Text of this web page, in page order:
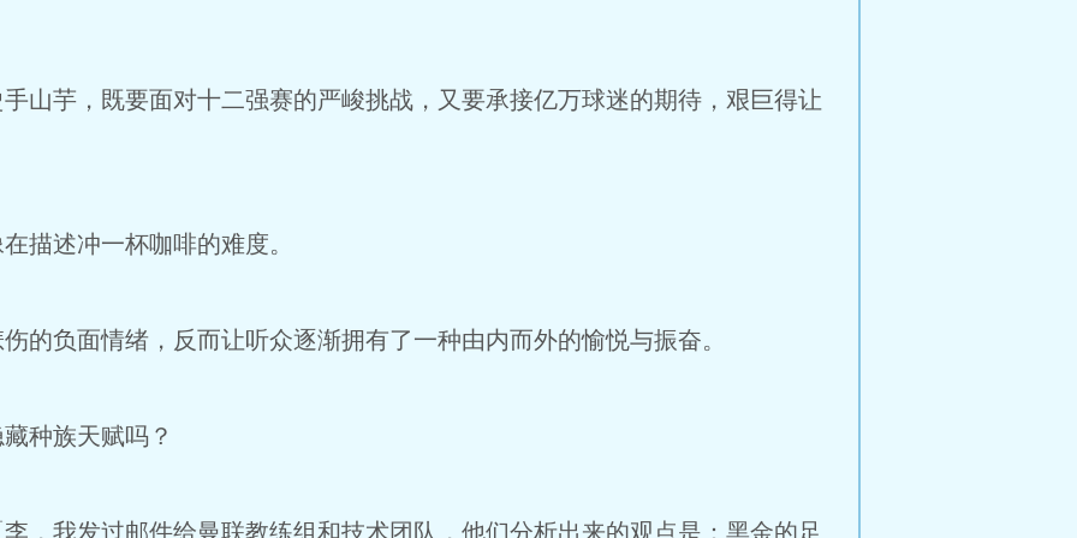
芋，既要面对十二强赛的严峻挑战，又要承接亿万球迷的期待，艰巨得让
述冲一杯咖啡的难度。
负面情绪，反而让听众逐渐拥有了一种由内而外的愉悦与振奋。
种族天赋吗？
我发过邮件给曼联教练组和技术团队，他们分析出来的观点是：黑金的足